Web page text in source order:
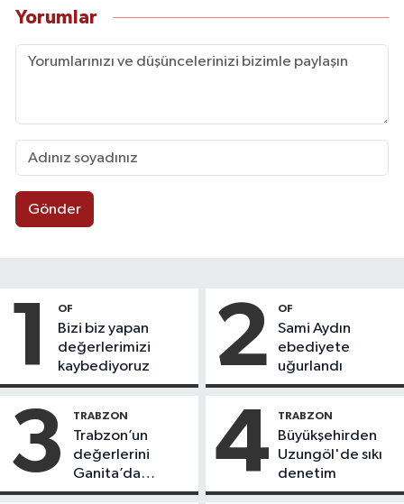
Yorumlar
Gönder
1 OF
Bizi biz yapan
değerlerimizi
kaybediyoruz
2 OF
Sami Aydın
ebediyete
uğurlandı
3 TRABZON
Trabzon’un
değerlerini
Ganita’da
yaşatıyoruz
4 TRABZON
Büyükşehirden
Uzungöl'de sıkı
denetim